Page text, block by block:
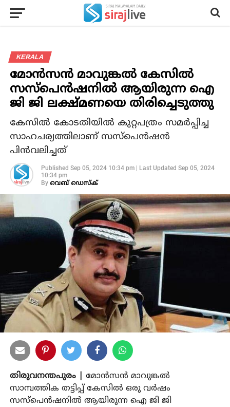
KERALA
മോന്‍സന്‍ മാവുങ്കല്‍ കേസില്‍
സസ്‌പെന്‍ഷനില്‍ ആയിരുന്ന ഐ
ജി ജി ലക്ഷ്മണയെ തിരിച്ചെടുത്തു
കേസില്‍ കോടതിയില്‍ കുറ്റപത്രം സമര്‍പ്പിച്ച
സാഹചര്യത്തിലാണ് സസ്‌പെന്‍ഷന്‍
പിന്‍വലിച്ചത്
Published Sep 05, 2024 10:34 pm| Last Updated Sep 05, 2024
10:34 pm
By വെബ് ഡെസ്‌ക്
തിരുവനന്തപുരം |
മോന്‍സന്‍ മാവുങ്കല്‍
സാമ്പത്തിക തട്ടിപ്പ് കേസില്‍ ഒരു വര്‍ഷം
സസ്‌പെന്‍ഷനില്‍ ആയിരുന്ന ഐ ജി ജി